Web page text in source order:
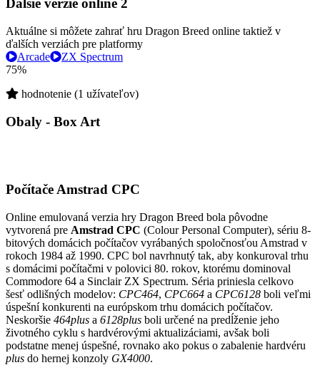
Ďalšie verzie online 2
Aktuálne si môžete zahrať hru Dragon Breed online taktiež v
ďalších verziách pre platformy
Arcade
ZX Spectrum
75%
hodnotenie (1 užívateľov)
Obaly - Box Art
Počítače Amstrad CPC
Online emulovaná verzia hry Dragon Breed bola pôvodne
vytvorená pre Amstrad CPC (Colour Personal Computer), sériu 8-
bitových domácich počítačov vyrábaných spoločnosťou Amstrad v
rokoch 1984 až 1990. CPC bol navrhnutý tak, aby konkuroval trhu
s domácimi počítačmi v polovici 80. rokov, ktorému dominoval
Commodore 64 a Sinclair ZX Spectrum. Séria priniesla celkovo
šesť odlišných modelov: CPC464, CPC664 a CPC6128 boli veľmi
úspešní konkurenti na európskom trhu domácich počítačov.
Neskoršie 464plus a 6128plus boli určené na predĺženie jeho
životného cyklu s hardvérovými aktualizáciami, avšak boli
podstatne menej úspešné, rovnako ako pokus o zabalenie hardvéru
plus do hernej konzoly GX4000.